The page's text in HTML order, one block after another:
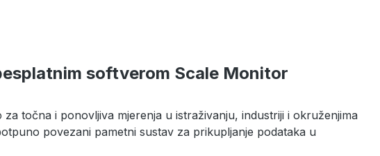
softverom Scale Monitor
točna i ponovljiva mjerenja u istraživanju, industriji i okruženjima
povezani pametni sustav za prikupljanje podataka u